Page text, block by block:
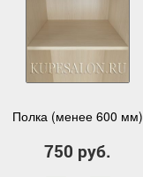
Полка (менее 600 мм)
750 руб.